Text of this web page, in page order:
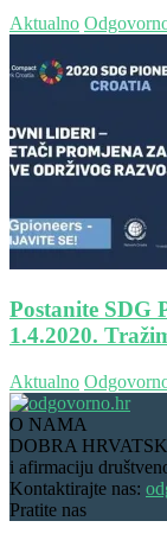
Aktualno
Postanite SDG
1.4.2020.
Aktualno
O NAMA
DOBRA
i afirmaciju
Kontaktirajte nas:
Pratite nas